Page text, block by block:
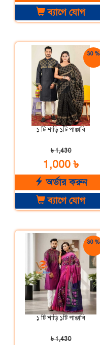
ব্যাগে যোগ
30 %
১ টি শাড়ি ১টি পাঞ্জাবি
৳ 1,430
1,000 ৳
অর্ডার করুন
ব্যাগে যোগ
30 %
১ টি শাড়ি ১টি পাঞ্জাবি
৳ 1,430